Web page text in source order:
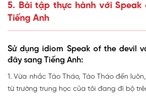
5. Bài tập thực hành với
Tiếng Anh
Sử dụng idiom Speak of the devil
đây sang Tiếng Anh:
1. Vừa nhắc Tào Tháo, Tào Tháo đến
từ trường trung học của tôi đang đi bộ